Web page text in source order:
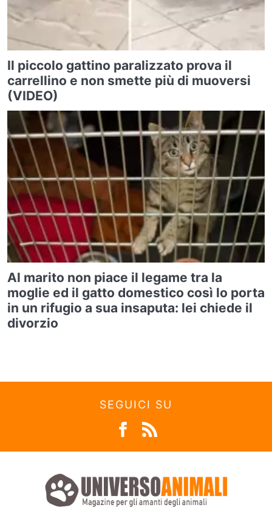
Il piccolo gattino paralizzato prova il
carrellino e non smette più di muoversi
(VIDEO)
Al marito non piace il legame tra la
moglie ed il gatto domestico così lo porta
in un rifugio a sua insaputa: lei chiede il
divorzio
SEGUICI SU